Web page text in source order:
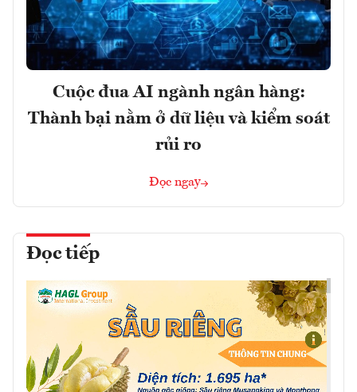
Cuộc đua AI ngành ngân hàng:
Thành bại nằm ở dữ liệu và kiểm soát
rủi ro
Đọc ngay
Đọc tiếp